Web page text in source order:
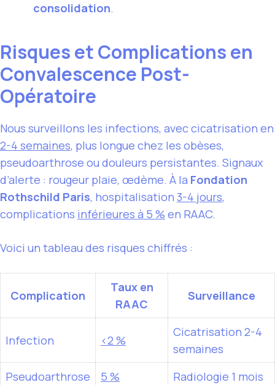
consolidation.
Risques et Complications en
Convalescence Post-
Opératoire
Nous surveillons les infections, avec cicatrisation en
2-4 semaines, plus longue chez les obèses,
pseudoarthrose ou douleurs persistantes. Signaux
d’alerte : rougeur plaie, œdème. À la Fondation
Rothschild Paris, hospitalisation 3-4 jours,
complications inférieures à 5 % en RAAC.
Voici un tableau des risques chiffrés :
Complication
Taux en
RAAC
Surveillance
Infection <2 %
Cicatrisation 2-4
semaines
Pseudoarthrose
5 %
Radiologie 1 mois